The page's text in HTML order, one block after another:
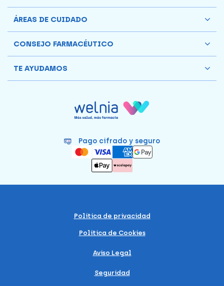
Pago cifrado y seguro
ÁREAS DE CUIDADO
CONSEJO FARMACÉUTICO
TE AYUDAMOS
Política de privacidad
Política de Cookies
Aviso Legal
Seguridad